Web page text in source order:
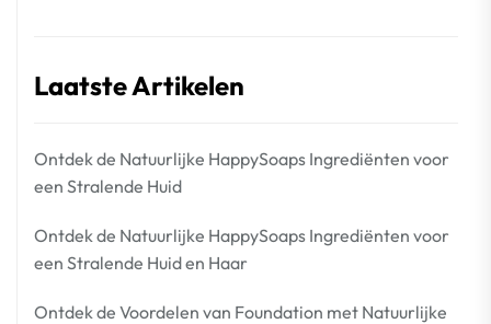
Laatste Artikelen
Ontdek de Natuurlijke HappySoaps Ingrediënten voor
een Stralende Huid
Ontdek de Natuurlijke HappySoaps Ingrediënten voor
een Stralende Huid en Haar
Ontdek de Voordelen van Foundation met Natuurlijke